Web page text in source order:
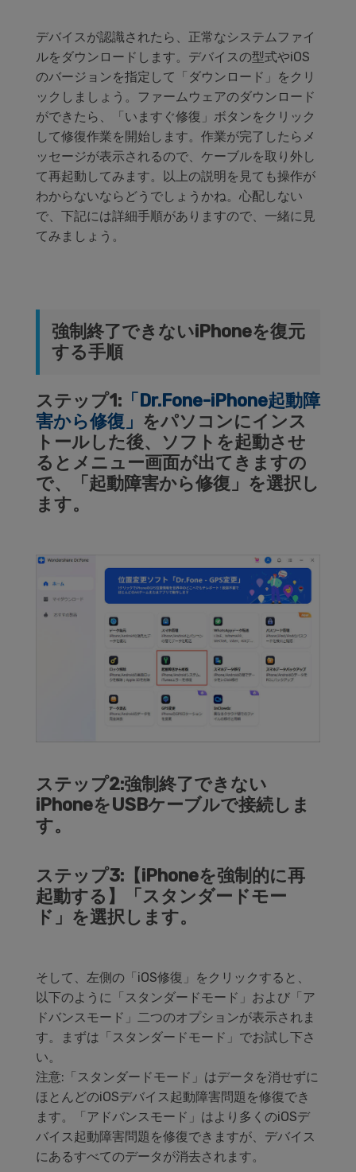
デバイスが認識されたら、正常なシステムファイ
ルをダウンロードします。デバイスの型式やiOS
のバージョンを指定して「ダウンロード」をクリ
ックしましょう。ファームウェアのダウンロード
ができたら、「いますぐ修復」ボタンをクリック
して修復作業を開始します。作業が完了したらメ
ッセージが表示されるので、ケーブルを取り外し
て再起動してみます。以上の説明を見ても操作が
わからないならどうでしょうかね。心配しない
で、下記には詳細手順がありますので、一緒に見
てみましょう。
強制終了できないiPhoneを復元
する手順
ステップ1: 「Dr.Fone-iPhone起動障
害から修復」 をパソコンにインス
トールした後、ソフトを起動させ
るとメニュー画面が出てきますの
で、「起動障害から修復」を選択し
ます。
ステップ2:強制終了できない
iPhoneをUSBケーブルで接続しま
す。
ステップ3:【iPhoneを強制的に再
起動する】「スタンダードモー
ド」を選択します。
そして、左側の「iOS修復」をクリックすると、
以下のように「スタンダードモード」および「ア
ドバンスモード」二つのオプションが表示されま
す。まずは「スタンダードモード」でお試し下さ
い。
注意:「スタンダードモード」はデータを消せずに
ほとんどのiOSデバイス起動障害問題を修復でき
ます。「アドバンスモード」はより多くのiOSデ
バイス起動障害問題を修復できますが、デバイス
にあるすべてのデータが消去されます。